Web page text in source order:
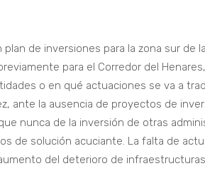
de inversiones para la zona sur de
para el Corredor del
o en qué actuaciones se va a
ante la ausencia de proyectos de
nunca de la inversión de otras
de solución acuciante. La falta de
del deterioro de